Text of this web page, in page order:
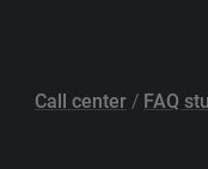
Call center / FAQ